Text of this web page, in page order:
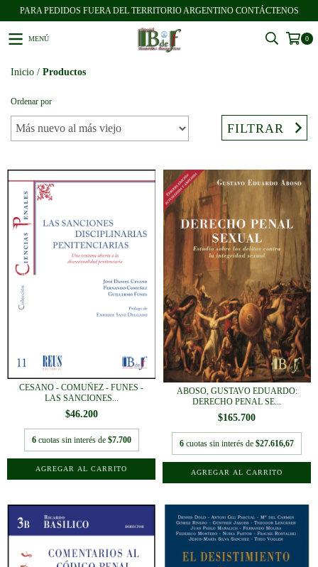
PARA PEDIDOS FUERA DEL TERRITORIO ARGENTINO CONTÁCTENOS
MENÚ 0
Inicio / Productos
Ordenar por
FILTRAR
CESANO - COMUÑEZ - FUNES -
LAS SANCIONES...
$46.200
6 cuotas sin interés de $7.700
ABOSO, GUSTAVO EDUARDO:
DERECHO PENAL SE...
$165.700
6 cuotas sin interés de $27.616,67